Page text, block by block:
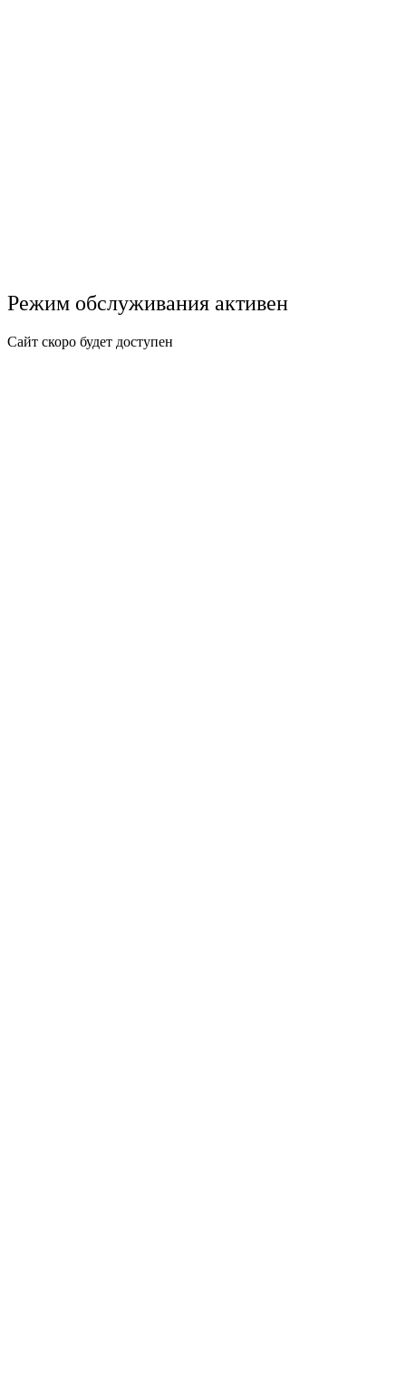
Режим обслуживания активен
Сайт скоро будет доступен